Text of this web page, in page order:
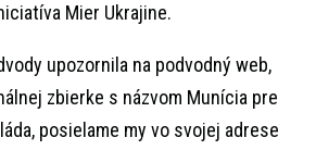
Mier Ukrajine.
upozornila na podvodný web,
zbierke s názvom Munícia pre
posielame my vo svojej adrese